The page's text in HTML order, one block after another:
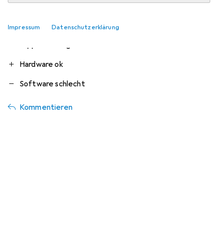
Impressum Datenschutzerklärung
angezeigt. Jedoch ist die Bedienung der App sehr
Dienst einbinden.
Pro Hardware ok
Contra
Software schlecht
Kommentieren